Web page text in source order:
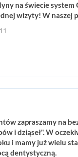
na świecie system
wizyty! W naszej
zapraszamy na
i dziąseł". W
i mamy już wielu
dentystyczną.